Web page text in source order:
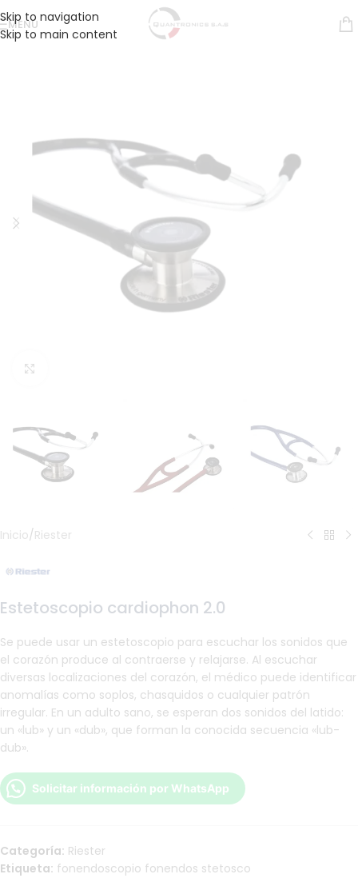
Skip to navigation
Skip to main content
MENÚ
Inicio/Riester
Estetoscopio cardiophon 2.0
Se puede usar un estetoscopio para escuchar los sonidos que
el corazón produce al contraerse y relajarse. Al escuchar
diversas localizaciones del corazón, el médico puede identificar
anomalías como soplos, chasquidos o cualquier patrón
irregular. En un adulto sano, se esperan dos sonidos del latido:
un «lub» y un «dub», que forman la conocida secuencia «lub-
dub».
Solicitar información por WhatsApp
Categoría: Riester
Etiqueta: fonendoscopio fonendos stetosco